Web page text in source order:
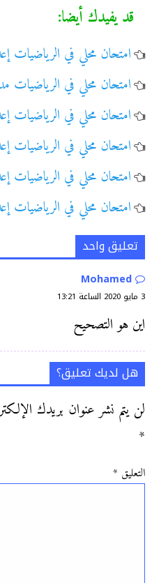
قد يفيدك أيضا:
امتحان محلي في الرياضيات
امتحان محلي في الرياضيات
امتحان محلي في الرياضيات
امتحان محلي في الرياضيات
امتحان محلي في الرياضيات
امتحان محلي في الرياضيات
تعليق واحد
3 مايو 2020 الساعة 13:21
اين هو التصحيح
هل لديك تعليق؟
لن يتم نشر عنوان بريدك
*
التعليق *